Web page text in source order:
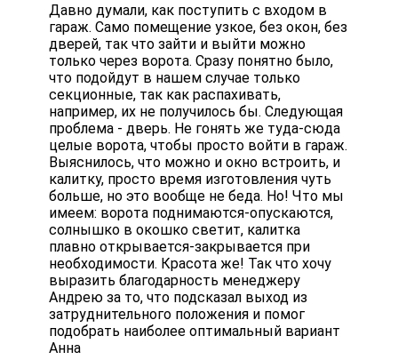
Давно думали, как поступить с входом в
гараж. Само помещение узкое, без окон, без
дверей, так что зайти и выйти можно
только через ворота. Сразу понятно было,
что подойдут в нашем случае только
секционные, так как распахивать,
например, их не получилось бы. Следующая
проблема - дверь. Не гонять же туда-сюда
целые ворота, чтобы просто войти в гараж.
Выяснилось, что можно и окно встроить, и
калитку, просто время изготовления чуть
больше, но это вообще не беда. Но! Что мы
имеем: ворота поднимаются-опускаются,
солнышко в окошко светит, калитка
плавно открывается-закрывается при
необходимости. Красота же! Так что хочу
выразить благодарность менеджеру
Андрею за то, что подсказал выход из
затруднительного положения и помог
подобрать наиболее оптимальный вариант
Анна